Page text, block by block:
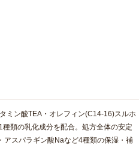
ミン酸TEA・オレフィン(C14-16)スルホ
類の乳化成分を配合。処方全体の安定
アスパラギン酸Naなど4種類の保湿・補